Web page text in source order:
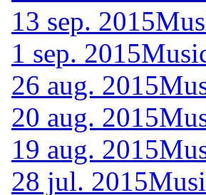
13 sep. 2015
1 sep. 2015
26 aug. 2015
20 aug. 2015
19 aug. 2015
28 jul. 2015